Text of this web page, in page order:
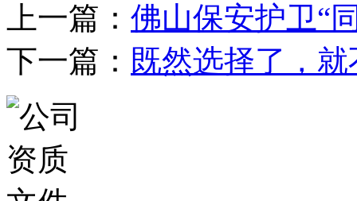
上一篇： 佛山保安护卫“
下一篇： 既然选择了，